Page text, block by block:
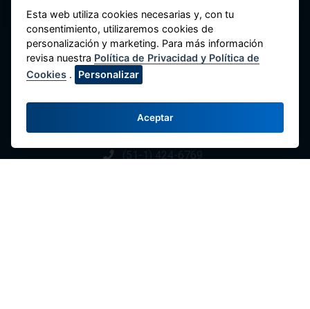
Federación Nacional de Cooperativas de
Ahorro y Crédito del Perú
Contacte con Nosotros
Esta web utiliza cookies necesarias y, con tu
consentimiento, utilizaremos cookies de
personalización y marketing. Para más información
revisa nuestra Política de Privacidad y Política de
Cookies . Personalizar
Aceptar